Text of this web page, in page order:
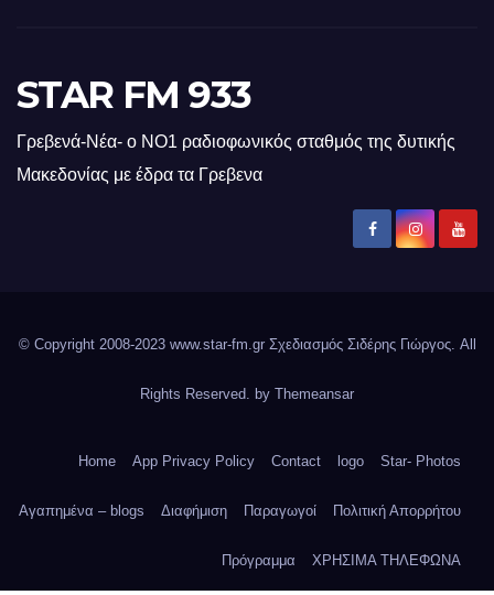
STAR FM 933
Γρεβενά-Νέα- ο ΝΟ1 ραδιοφωνικός σταθμός της δυτικής
Μακεδονίας με έδρα τα Γρεβενα
© Copyright 2008-2023 www.star-fm.gr Σχεδιασμός Σιδέρης Γιώργος. All
Rights Reserved. by Themeansar
Home App Privacy Policy Contact logo Star- Photos
Αγαπημένα – blogs Διαφήμιση Παραγωγοί Πολιτική Απορρήτου
Πρόγραμμα ΧΡΗΣΙΜΑ ΤΗΛΕΦΩΝΑ